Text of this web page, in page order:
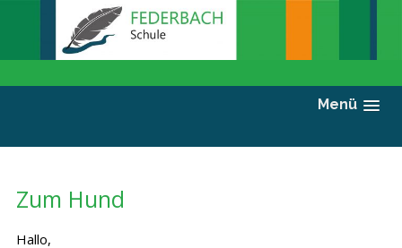
Menü
Zum Hund
Hallo,